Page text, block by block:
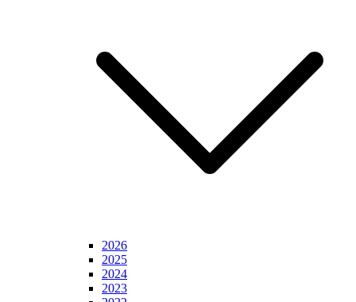
2026
2025
2024
2023